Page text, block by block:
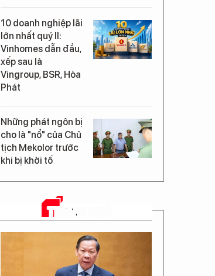
10 doanh nghiệp lãi
lớn nhất quý II:
Vinhomes dẫn đầu,
xếp sau là
Vingroup, BSR, Hòa
Phát
Những phát ngôn bị
cho là "nổ" của Chủ
tịch Mekolor trước
khi bị khởi tố
TRANG CHỦ